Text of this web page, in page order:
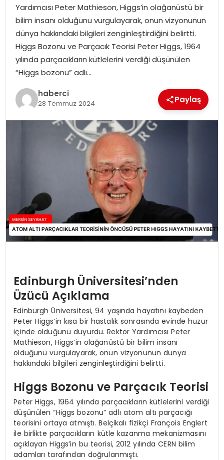
Yardımcısı Peter Mathieson, Higgs’in olağanüstü bir
bilim insanı olduğunu vurgulayarak, onun vizyonunun
dünya hakkındaki bilgileri zenginleştirdiğini belirtti.
Higgs Bozonu ve Parçacık Teorisi Peter Higgs, 1964
yılında parçacıkların kütlelerini verdiği düşünülen
“Higgs bozonu” adlı…
haberci
28 Temmuz 2024 Paylaş
Edinburgh Üniversitesi’nden
Üzücü Açıklama
Edinburgh Üniversitesi, 94 yaşında hayatını kaybeden
Peter Higgs’in kısa bir hastalık sonrasında evinde huzur
içinde öldüğünü duyurdu. Rektör Yardımcısı Peter
Mathieson, Higgs’in olağanüstü bir bilim insanı
olduğunu vurgulayarak, onun vizyonunun dünya
hakkındaki bilgileri zenginleştirdiğini belirtti.
Higgs Bozonu ve Parçacık Teorisi
Peter Higgs, 1964 yılında parçacıkların kütlelerini verdiği
düşünülen “Higgs bozonu” adlı atom altı parçacığı
teorisini ortaya atmıştı. Belçikalı fizikçi François Englert
ile birlikte parçacıkların kütle kazanma mekanizmasını
açıklayan Higgs’in bu teorisi, 2012 yılında CERN bilim
adamları tarafından doğrulanmıştı.